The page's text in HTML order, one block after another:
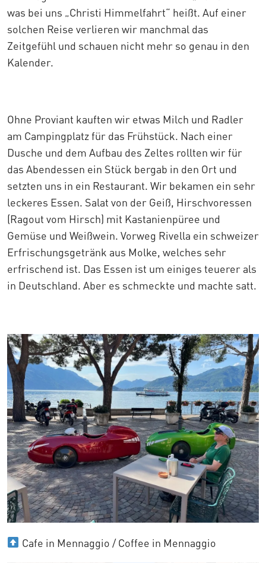
was bei uns „Christi Himmelfahrt“ heißt. Auf einer
solchen Reise verlieren wir manchmal das
Zeitgefühl und schauen nicht mehr so genau in den
Kalender.
Ohne Proviant kauften wir etwas Milch und Radler
am Campingplatz für das Frühstück. Nach einer
Dusche und dem Aufbau des Zeltes rollten wir für
das Abendessen ein Stück bergab in den Ort und
setzten uns in ein Restaurant. Wir bekamen ein sehr
leckeres Essen. Salat von der Geiß, Hirschvoressen
(Ragout vom Hirsch) mit Kastanienpüree und
Gemüse und Weißwein. Vorweg Rivella ein schweizer
Erfrischungsgetränk aus Molke, welches sehr
erfrischend ist. Das Essen ist um einiges teuerer als
in Deutschland. Aber es schmeckte und machte satt.
Cafe in Mennaggio / Coffee in Mennaggio